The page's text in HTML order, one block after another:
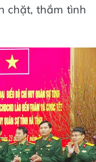
chặt, thắm tình